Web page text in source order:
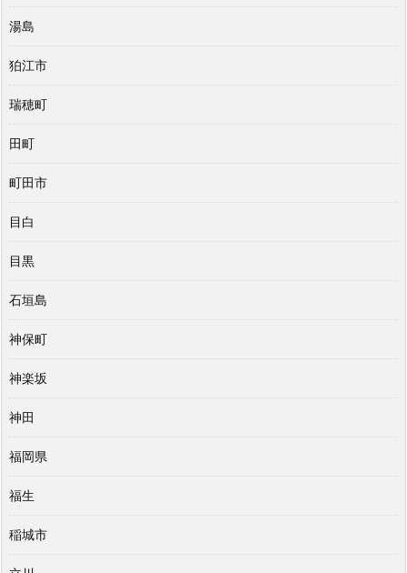
湯島
狛江市
瑞穂町
田町
町田市
目白
目黒
石垣島
神保町
神楽坂
神田
福岡県
福生
稲城市